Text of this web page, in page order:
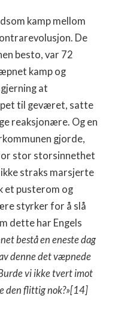
kamp mellom
De
besto, var 72
kamp og
at
til geværet, satte
reaksjonære. Og en
gjorde,
stor storsinnethet
straks marsjerte
et pusterom og
styr­ker for å slå
dette har Engels
bestå en eneste dag
denne det væpnede
vi ikke tvert imot
den flittig nok?»[14]